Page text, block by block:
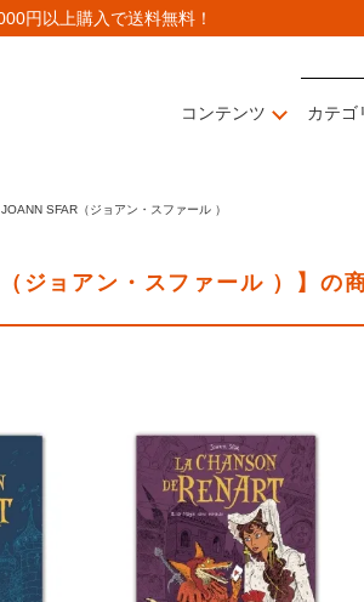
円以上購入で送料無料！
コンテンツ カテゴ
JOANN SFAR（ジョアン・スファール ）
ジョアン・スファール ）】の